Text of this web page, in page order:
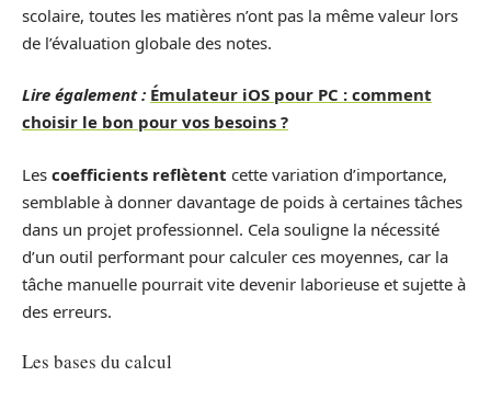
scolaire, toutes les matières n’ont pas la même valeur lors
de l’évaluation globale des notes.
Lire également : Émulateur iOS pour PC : comment
choisir le bon pour vos besoins ?
Les coefficients reflètent cette variation d’importance,
semblable à donner davantage de poids à certaines tâches
dans un projet professionnel. Cela souligne la nécessité
d’un outil performant pour calculer ces moyennes, car la
tâche manuelle pourrait vite devenir laborieuse et sujette à
des erreurs.
Les bases du calcul